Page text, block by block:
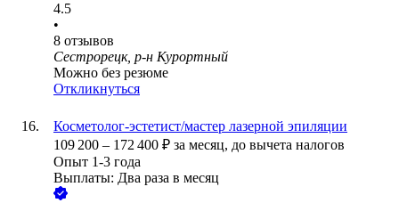
4.5
•
8 отзывов
Сестрорецк, р-н Курортный
Можно без резюме
Откликнуться
Косметолог-эстетист/мастер лазерной эпиляции
109 200 – 172 400 ₽ за месяц, до вычета налогов
Опыт 1-3 года
Выплаты: Два раза в месяц